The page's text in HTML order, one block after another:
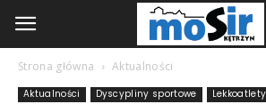
Strona główna Aktualności
Aktualności Dyscypliny sportowe